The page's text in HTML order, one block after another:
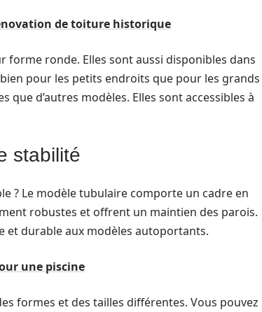
de toiture historique
ronde. Elles sont aussi disponibles dans
pour les petits endroits que pour les grands
que d’autres modèles. Elles sont accessibles à
stabilité
? Le modèle tubulaire comporte un cadre en
robustes et offrent un maintien des parois.
et durable aux modèles autoportants.
une piscine
formes et des tailles différentes. Vous pouvez